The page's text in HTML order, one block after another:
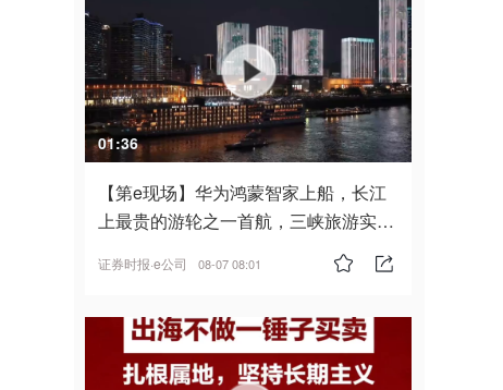
01:36
【第e现场】华为鸿蒙智家上船，长江
上最贵的游轮之一首航，三峡旅游实
证券时报·e公司 08-07 08:01